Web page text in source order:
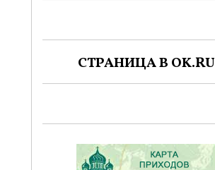
СТРАНИЦА В OK.RU